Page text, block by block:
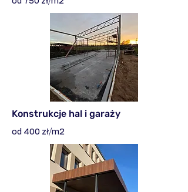
Konstrukcje hal i garaży
od 400 zł/m2